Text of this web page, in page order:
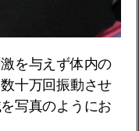
を与えず体内の
十万回振動させ
写真のようにお